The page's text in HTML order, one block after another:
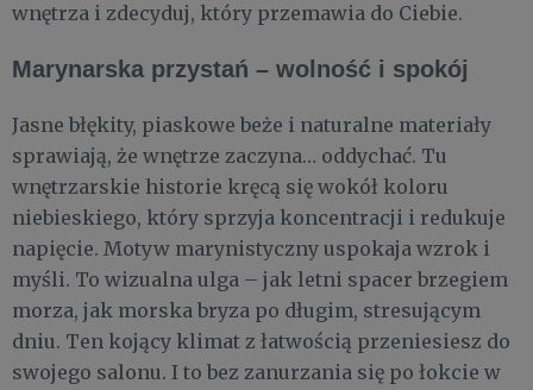
wnętrza i zdecyduj, który przemawia do Ciebie.
Marynarska przystań – wolność i spokój
Jasne błękity, piaskowe beże i naturalne materiały
sprawiają, że wnętrze zaczyna… oddychać. Tu
wnętrzarskie historie kręcą się wokół koloru
niebieskiego, który sprzyja koncentracji i redukuje
napięcie. Motyw marynistyczny uspokaja wzrok i
myśli. To wizualna ulga – jak letni spacer brzegiem
morza, jak morska bryza po długim, stresującym
dniu. Ten kojący klimat z łatwością przeniesiesz do
swojego salonu. I to bez zanurzania się po łokcie w